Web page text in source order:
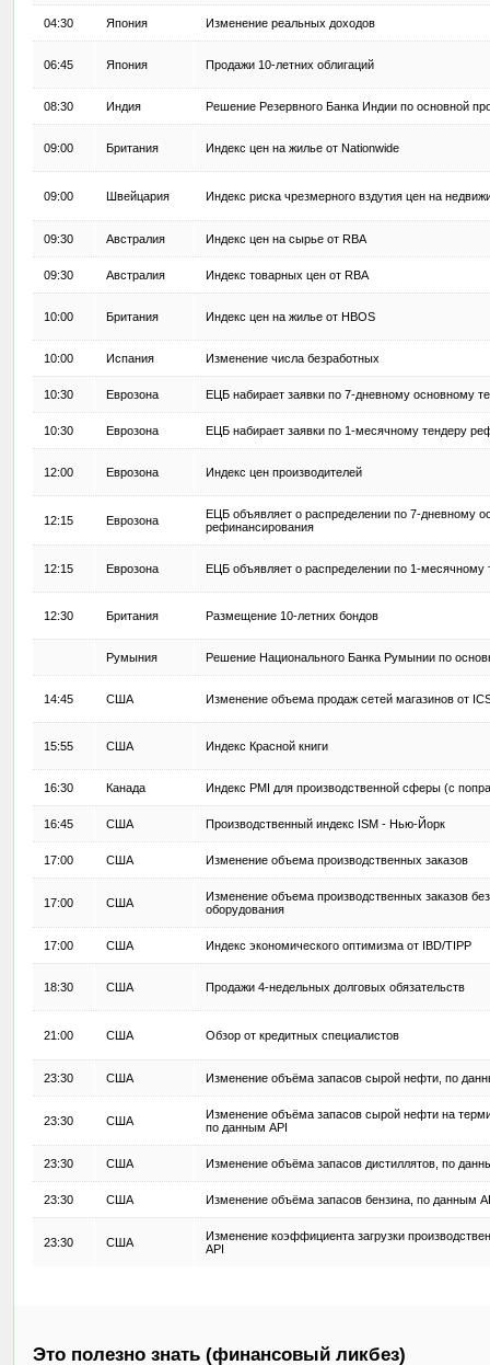
04:30 Япония Изменение реальных доходов
06:45 Япония Продажи 10-летних облигаций
08:30 Индия Решение Резервного Банка Индии по основной
09:00 Британия Индекс цен на жилье от Nationwide
09:00 Швейцария Индекс риска чрезмерного вздутия цен на
09:30 Австралия Индекс цен на сырье от RBA
09:30 Австралия Индекс товарных цен от RBA
10:00 Британия Индекс цен на жилье от HBOS
10:00 Испания Изменение числа безработных
10:30 Еврозона ЕЦБ набирает заявки по 7-дневному основному
10:30 Еврозона ЕЦБ набирает заявки по 1-месячному тендеру
12:00 Еврозона Индекс цен производителей
12:15 Еврозона
ЕЦБ объявляет о распределении по 7-дневному
рефинансирования
12:15 Еврозона ЕЦБ объявляет о распределении по 1-месячному
12:30 Британия Размещение 10-летних бондов
Румыния Решение Национального Банка Румынии по
14:45 США Изменение объема продаж сетей магазинов от
15:55 США Индекс Красной книги
16:30 Канада Индекс PMI для производственной сферы (с
16:45 США Производственный индекс ISM - Нью-Йорк
17:00 США Изменение объема производственных заказов
17:00 США
Изменение объема производственных заказов без
оборудования
17:00 США Индекс экономического оптимизма от IBD/TIPP
18:30 США Продажи 4-недельных долговых обязательств
21:00 США Обзор от кредитных специалистов
23:30 США Изменение объёма запасов сырой нефти, по
23:30 США
Изменение объёма запасов сырой нефти на
по данным API
23:30 США Изменение объёма запасов дистиллятов, по
23:30 США Изменение объёма запасов бензина, по данным
23:30 США
Изменение коэффициента загрузки
API
Это полезно знать (финансовый ликбез)